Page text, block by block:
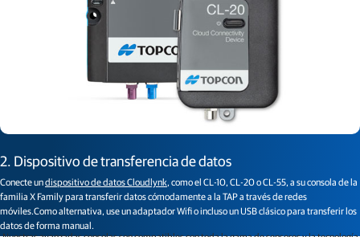
2. Dispositivo de transferencia de datos
Conecte undispositivo de datos Cloudlynk, como el CL-10, CL-20 o CL-55, a su consola de la
familia X Family para transferir datos cómodamente a la TAP a través de redes
móviles.Como alternativa, use un adaptador Wifi o incluso un USB clásico para transferir los
datos de forma manual.